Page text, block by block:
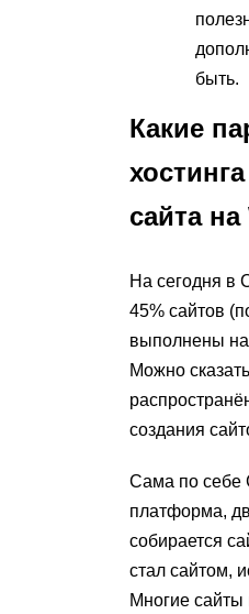
быть.
Какие
сайта на
На сегодня в
45% сайтов
выполнены на
Можно
создания
Сама по себе
платформа,
собирается
стал сайтом,
Многие сайты